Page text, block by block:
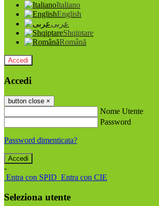
Italiano
English
عربى
Shqiptare
Română
Accedi
Accedi
button close ×
Nome Utente
Password
Password dimenticata?
-
Entra con SPID Entra con CIE
Seleziona utente